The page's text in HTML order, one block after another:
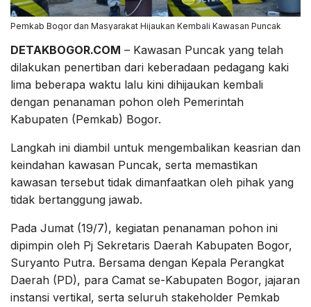
Pemkab Bogor dan Masyarakat Hijaukan Kembali Kawasan Puncak
DETAKBOGOR.COM – Kawasan Puncak yang telah
dilakukan penertiban dari keberadaan pedagang kaki
lima beberapa waktu lalu kini dihijaukan kembali
dengan penanaman pohon oleh Pemerintah
Kabupaten (Pemkab) Bogor.
Langkah ini diambil untuk mengembalikan keasrian dan
keindahan kawasan Puncak, serta memastikan
kawasan tersebut tidak dimanfaatkan oleh pihak yang
tidak bertanggung jawab.
Pada Jumat (19/7), kegiatan penanaman pohon ini
dipimpin oleh Pj Sekretaris Daerah Kabupaten Bogor,
Suryanto Putra. Bersama dengan Kepala Perangkat
Daerah (PD), para Camat se-Kabupaten Bogor, jajaran
instansi vertikal, serta seluruh stakeholder Pemkab